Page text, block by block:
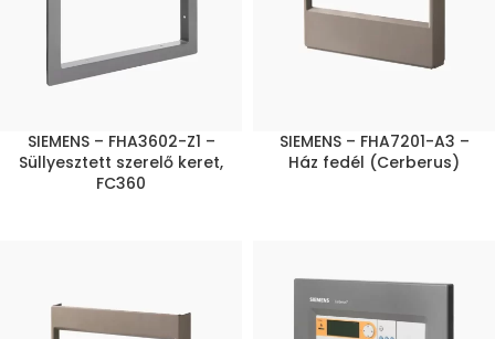
SIEMENS – FHA3602-Z1 –
Süllyesztett szerelő keret,
FC360
SIEMENS – FHA7201-A3 –
Ház fedél (Cerberus)